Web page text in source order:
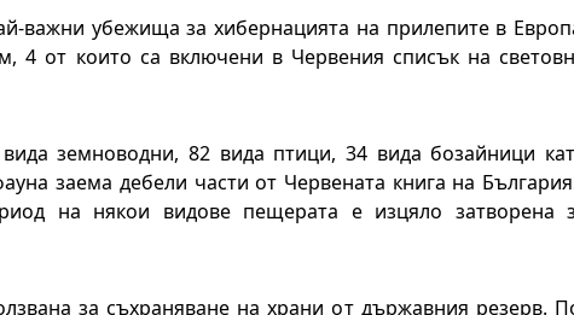
важни убежища за хибернацията на прилепите в
4 от които са включени в Червения списък на
земноводни, 82 вида птици, 34 вида бозайници
заема дебели части от Червената книга на
на някои видове пещерата е изцяло затворена
за съхраняване на храни от държавния резерв.